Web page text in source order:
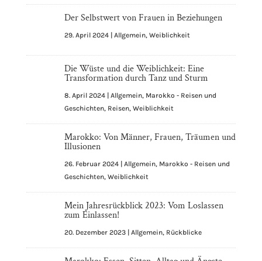
Der Selbstwert von Frauen in Beziehungen
29. April 2024| Allgemein, Weiblichkeit
Die Wüste und die Weiblichkeit: Eine
Transformation durch Tanz und Sturm
8. April 2024| Allgemein, Marokko - Reisen und
Geschichten, Reisen, Weiblichkeit
Marokko: Von Männer, Frauen, Träumen und
Illusionen
26. Februar 2024| Allgemein, Marokko - Reisen und
Geschichten, Weiblichkeit
Mein Jahresrückblick 2023: Vom Loslassen
zum Einlassen!
20. Dezember 2023| Allgemein, Rückblicke